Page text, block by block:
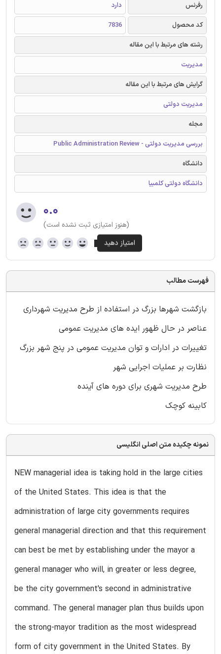
رفرنس
دارد
کد محصول
7836
رشته های مرتبط با این مقاله
مدیریت
گرایش های مرتبط با این مقاله
مدیریت دولتی
مجله
بررسی مدیریت دولتی - Public Administration Review
دانشگاه
دانشگاه دولتی کلمبیا
۰.۰
(هنوز امتیازی ثبت نشده است)
فهرست مطالب
بازگشت شهرها بزرگ در استفاده از طرح مدیریت شهرداری
عناصر در حال ظهور ایده های مدیریت عمومی
تغییرات در ادارات و توان مدیریت عمومی در پنج شهر بزرگ
نظارت بر عملیات اجرایی شهر
طرح مدیریت شهری برای دوره های آینده
کابینه کوچک
نمونه چکیده متن اصلی انگلیسی
NEW managerial idea is taking hold in the large cities
of the United States. This idea is that the
administration of large city governments requires
general managerial direction and that this requirement
can best be met by establishing under the mayor a
general manager who will, in greater or less degree,
be the city government's second in administrative
command. The general manager plan thus builds upon
the strong-mayor tradition as the most widespread
form of city government in the United States. By